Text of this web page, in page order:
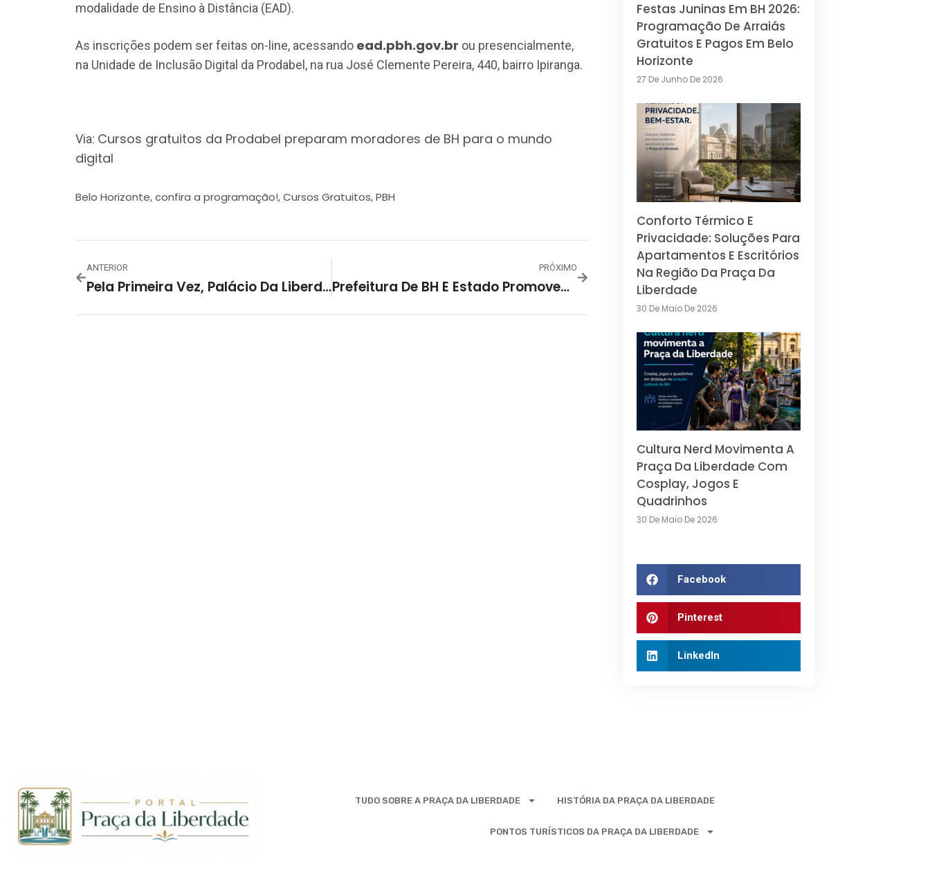
modalidade de Ensino à Distância (EAD).
As inscrições podem ser feitas on-line, acessando ead.pbh.gov.br ou presencialmente,
na Unidade de Inclusão Digital da Prodabel, na rua José Clemente Pereira, 440, bairro Ipiranga.
Via: Cursos gratuitos da Prodabel preparam moradores de BH para o mundo
digital
Belo Horizonte, confira a programação!, Cursos Gratuitos, PBH
ANTERIOR
Pela Primeira Vez, Palácio Da Liberdade, Em BH, Será Palco Da Paixão De Cristo
PRÓXIMO
Prefeitura De BH E Estado Promovem Dia D De Prevenção À Dengue Neste Sábado
Festas Juninas Em BH 2026:
Programação De Arraiás
Gratuitos E Pagos Em Belo
Horizonte
27 De Junho De 2026
Conforto Térmico E
Privacidade: Soluções Para
Apartamentos E Escritórios
Na Região Da Praça Da
Liberdade
30 De Maio De 2026
Cultura Nerd Movimenta A
Praça Da Liberdade Com
Cosplay, Jogos E
Quadrinhos
30 De Maio De 2026
Facebook
Pinterest
LinkedIn
TUDO SOBRE A PRAÇA DA LIBERDADE HISTÓRIA DA PRAÇA DA LIBERDADE
PONTOS TURÍSTICOS DA PRAÇA DA LIBERDADE